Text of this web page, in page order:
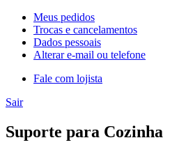
Meus pedidos
Trocas e cancelamentos
Dados pessoais
Alterar e-mail ou telefone
Fale com lojista
Sair
Suporte para Cozinha